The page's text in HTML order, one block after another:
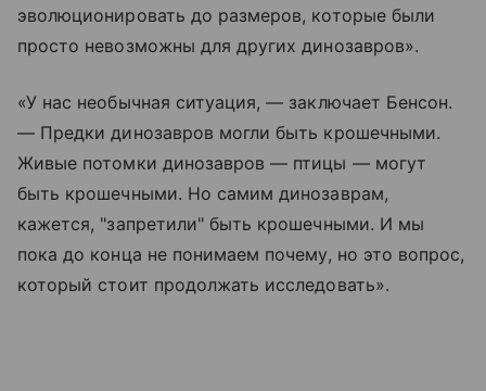
эволюционировать до размеров, которые были
просто невозможны для других динозавров».
«У нас необычная ситуация, — заключает Бенсон.
— Предки динозавров могли быть крошечными.
Живые потомки динозавров — птицы — могут
быть крошечными. Но самим динозаврам,
кажется, "запретили" быть крошечными. И мы
пока до конца не понимаем почему, но это вопрос,
который стоит продолжать исследовать».